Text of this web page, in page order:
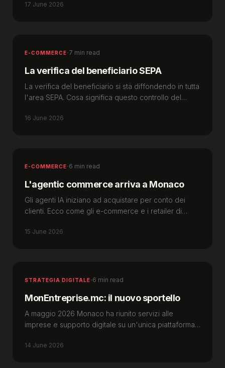
17 June 2026
E-COMMERCE·7 min read
La verifica del beneficiario SEPA
La verifica del beneficiario si sta diffondendo in tutta
l'area SEPA. Cosa significa questo controllo del
16 June 2026
E-COMMERCE·6 min read
L'agentic commerce arriva a Monaco
Gli agenti IA iniziano ad acquistare per conto dei
clienti. Ecco come gli e-commerce e i retailer di
15 June 2026
STRATEGIA DIGITALE·6 min read
MonEntreprise.mc: il nuovo sportello
A maggio 2026 Monaco ha riunito servizi alle
imprese e supporto digitale su un'unica piattaforma,
14 June 2026